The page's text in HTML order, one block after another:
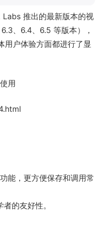
推出的最新版本的视
、6.4、6.5 等版本），
用户体验方面都进行了显
用
能，更方便保存和调用常
的友好性。